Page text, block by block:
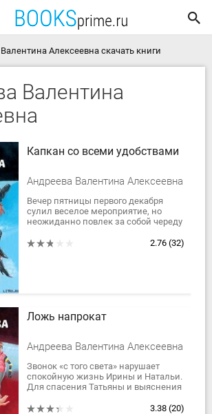
Алексеевна скачать книги
Валентина
Капкан со всеми удобствами
Андреева Валентина Алексеевна
Вечер пятницы первого декабря
сулил веселое мероприятие, но
неожиданно повлек за собой череду
Все началось с того, что на Ирину,...
2.76 (32)
Ложь напрокат
Андреева Валентина Алексеевна
Звонок «с того света» нарушает
спокойную жизнь Ирины и Натальи.
Для спасения Татьяны и выяснения
нее молодой женщины подруги...
3.38 (20)